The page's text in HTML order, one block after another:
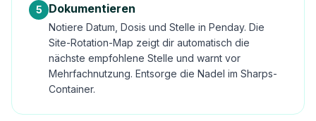
5 Dokumentieren
Notiere Datum, Dosis und Stelle in Penday. Die
Site-Rotation-Map zeigt dir automatisch die
nächste empfohlene Stelle und warnt vor
Mehrfachnutzung. Entsorge die Nadel im Sharps-
Container.